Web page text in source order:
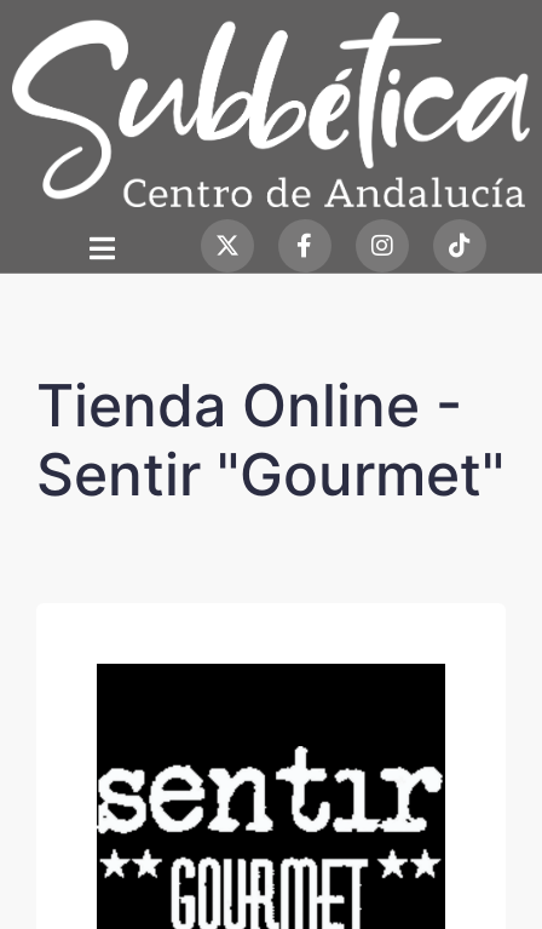
Tienda Online -
Sentir "Gourmet"